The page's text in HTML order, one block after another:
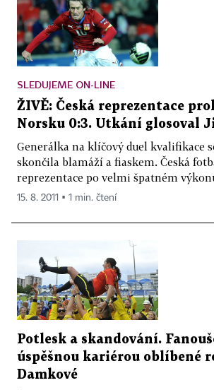
SLEDUJEME ON-LINE
ŽIVĚ: Česká reprezentace
Norsku 0:3. Utkání glosoval
Generálka na klíčový duel kvalifikace
skončila blamáží a fiaskem. Česká
reprezentace po velmi špatném
15. 8. 2011 ▪ 1 min. čtení
Potlesk a skandování.
úspěšnou kariérou oblíbené
Damkové